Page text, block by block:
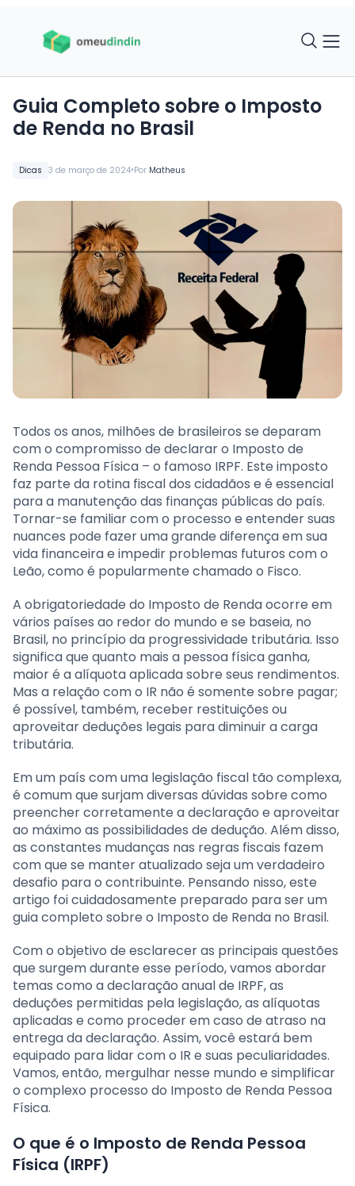
Dicas 3 de março de 2024•Por Matheus
Guia Completo sobre o Imposto
de Renda no Brasil
Todos os anos, milhões de brasileiros se deparam
com o compromisso de declarar o Imposto de
Renda Pessoa Física – o famoso IRPF. Este imposto
faz parte da rotina fiscal dos cidadãos e é essencial
para a manutenção das finanças públicas do país.
Tornar-se familiar com o processo e entender suas
nuances pode fazer uma grande diferença em sua
vida financeira e impedir problemas futuros com o
Leão, como é popularmente chamado o Fisco.
A obrigatoriedade do Imposto de Renda ocorre em
vários países ao redor do mundo e se baseia, no
Brasil, no princípio da progressividade tributária. Isso
significa que quanto mais a pessoa física ganha,
maior é a alíquota aplicada sobre seus rendimentos.
Mas a relação com o IR não é somente sobre pagar;
é possível, também, receber restituições ou
aproveitar deduções legais para diminuir a carga
tributária.
Em um país com uma legislação fiscal tão complexa,
é comum que surjam diversas dúvidas sobre como
preencher corretamente a declaração e aproveitar
ao máximo as possibilidades de dedução. Além disso,
as constantes mudanças nas regras fiscais fazem
com que se manter atualizado seja um verdadeiro
desafio para o contribuinte. Pensando nisso, este
artigo foi cuidadosamente preparado para ser um
guia completo sobre o Imposto de Renda no Brasil.
Com o objetivo de esclarecer as principais questões
que surgem durante esse período, vamos abordar
temas como a declaração anual de IRPF, as
deduções permitidas pela legislação, as alíquotas
aplicadas e como proceder em caso de atraso na
entrega da declaração. Assim, você estará bem
equipado para lidar com o IR e suas peculiaridades.
Vamos, então, mergulhar nesse mundo e simplificar
o complexo processo do Imposto de Renda Pessoa
Física.
O que é o Imposto de Renda Pessoa
Física (IRPF)